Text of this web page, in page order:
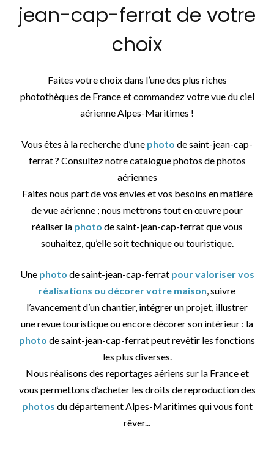
jean-cap-ferrat de votre
choix
Faites votre choix dans l’une des plus riches
photothèques de France et commandez votre vue du ciel
aérienne Alpes-Maritimes !
Vous êtes à la recherche d’une photo de saint-jean-cap-
ferrat ? Consultez notre catalogue photos de photos
aériennes
Faites nous part de vos envies et vos besoins en matière
de vue aérienne ; nous mettrons tout en œuvre pour
réaliser la photo de saint-jean-cap-ferrat que vous
souhaitez, qu’elle soit technique ou touristique.
Une photo de saint-jean-cap-ferrat pour valoriser vos
réalisations ou décorer votre maison, suivre
l’avancement d’un chantier, intégrer un projet, illustrer
une revue touristique ou encore décorer son intérieur : la
photo de saint-jean-cap-ferrat peut revêtir les fonctions
les plus diverses.
Nous réalisons des reportages aériens sur la France et
vous permettons d’acheter les droits de reproduction des
photos du département Alpes-Maritimes qui vous font
rêver...